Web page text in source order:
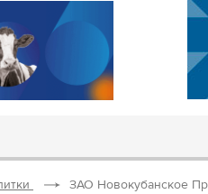
ЗАО Новокубанское